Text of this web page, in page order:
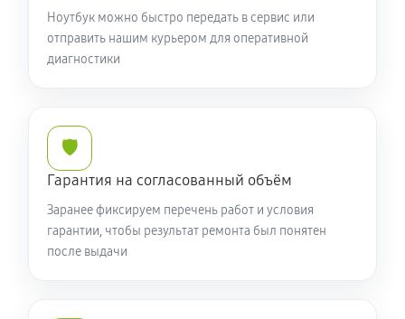
(NH.Q8EER.001)
650 руб 120 минут
Ремонт цепей питания
2250 руб 60 минут
Замена видеокарты ноутбука Acer 7 AN715-52-76TL
(NH.Q8EER.001)
Ноутбук можно быстро передать в сервис или
отправить нашим курьером для оперативной
диагностики
🛡️
Гарантия на согласованный объём
Заранее фиксируем перечень работ и условия
гарантии, чтобы результат ремонта был понятен
после выдачи